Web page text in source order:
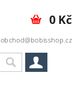
obchod@bobisshop.cz
0 Kč